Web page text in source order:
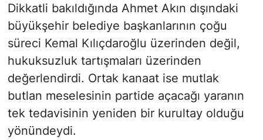
Dikkatli bakıldığında Ahmet Akın dışındaki
büyükşehir belediye başkanlarının çoğu
süreci Kemal Kılıçdaroğlu üzerinden değil,
hukuksuzluk tartışmaları üzerinden
değerlendirdi. Ortak kanaat ise mutlak
butlan meselesinin partide açacağı yaranın
tek tedavisinin yeniden bir kurultay olduğu
yönündeydi.